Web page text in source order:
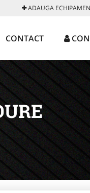
ADAUGA
CONTACT